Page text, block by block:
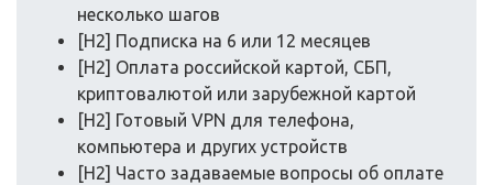
несколько шагов
[H2] Подписка на 6 или 12 месяцев
[H2] Оплата российской картой, СБП,
криптовалютой или зарубежной картой
[H2] Готовый VPN для телефона,
компьютера и других устройств
[H2] Часто задаваемые вопросы об оплате